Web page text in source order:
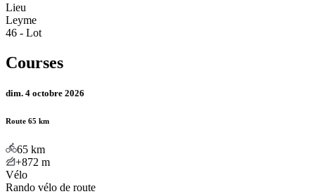
Lieu
Leyme
46 - Lot
Courses
dim. 4 octobre 2026
Route 65 km
65 km
+872 m
Vélo
Rando vélo de route